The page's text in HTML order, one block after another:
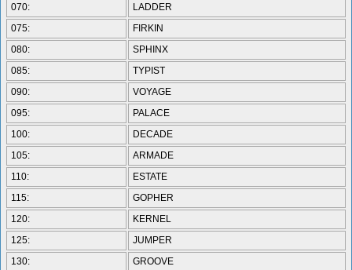
070:
LADDER
075:
FIRKIN
080:
SPHINX
085:
TYPIST
090:
VOYAGE
095:
PALACE
100:
DECADE
105:
ARMADE
110:
ESTATE
115:
GOPHER
120:
KERNEL
125:
JUMPER
130:
GROOVE